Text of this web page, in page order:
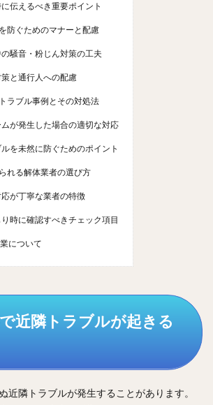
伝えるべき重要ポイント
防ぐためのマナーと配慮
騒音・粉じん対策の工夫
と通行人への配慮
ラブル事例とその対処法
が発生した場合の適切な対応
を未然に防ぐためのポイント
れる解体業者の選び方
が丁寧な業者の特徴
時に確認すべきチェック項目
について
近隣トラブルが起きる
近隣トラブルが発生することがあります。